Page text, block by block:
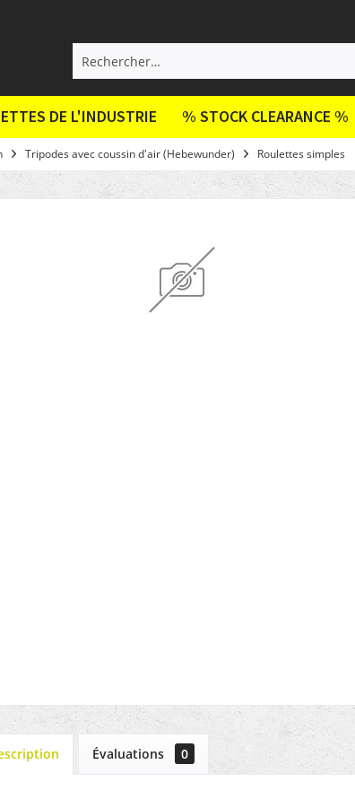
DE L'INDUSTRIE % STOCK CLEARANCE %
Tripodes avec coussin d'air (Hebewunder) Roulettes simples
Évaluations 0